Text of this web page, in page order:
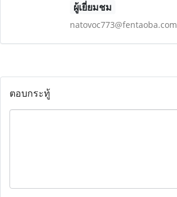
ผู้เยี่ยมชม
natovoc773@fentaoba.com
ตอบกระทู้